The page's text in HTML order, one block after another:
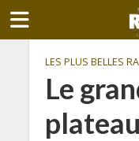
LES PLUS BELLES
Le